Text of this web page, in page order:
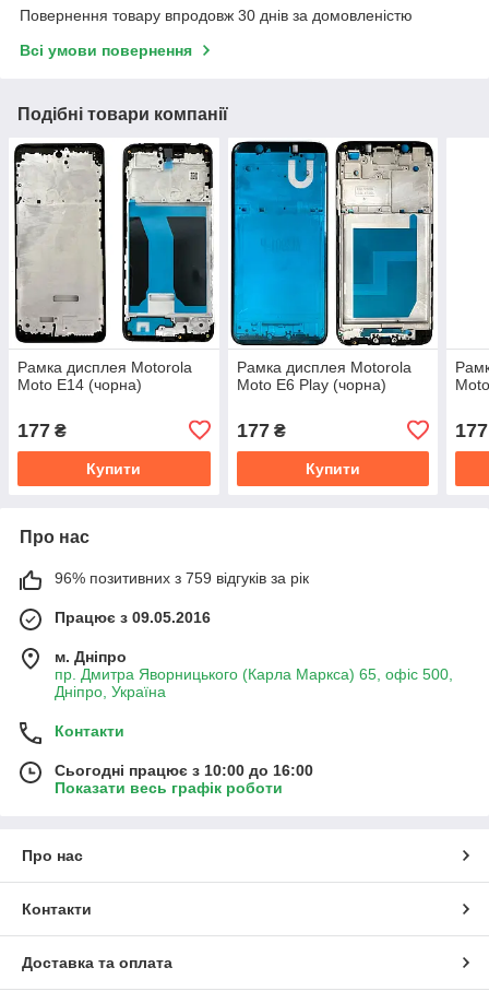
Повернення товару впродовж 30 днів за домовленістю
Всі умови повернення
Подібні товари компанії
Рамка дисплея Motorola
Moto E14 (чорна)
177 ₴
Купити
Рамка дисплея Motorola
Moto E6 Play (чорна)
177₴
Купити
177
Про нас
96% позитивних з 759 відгуків за рік
Працює з 09.05.2016
м. Дніпро
пр. Дмитра Яворницького (Карла Маркса) 65, офіс 500,
Дніпро, Україна
Контакти
Сьогодні працює з 10:00 до 16:00
Показати весь графік роботи
Про нас
Контакти
Доставка та оплата